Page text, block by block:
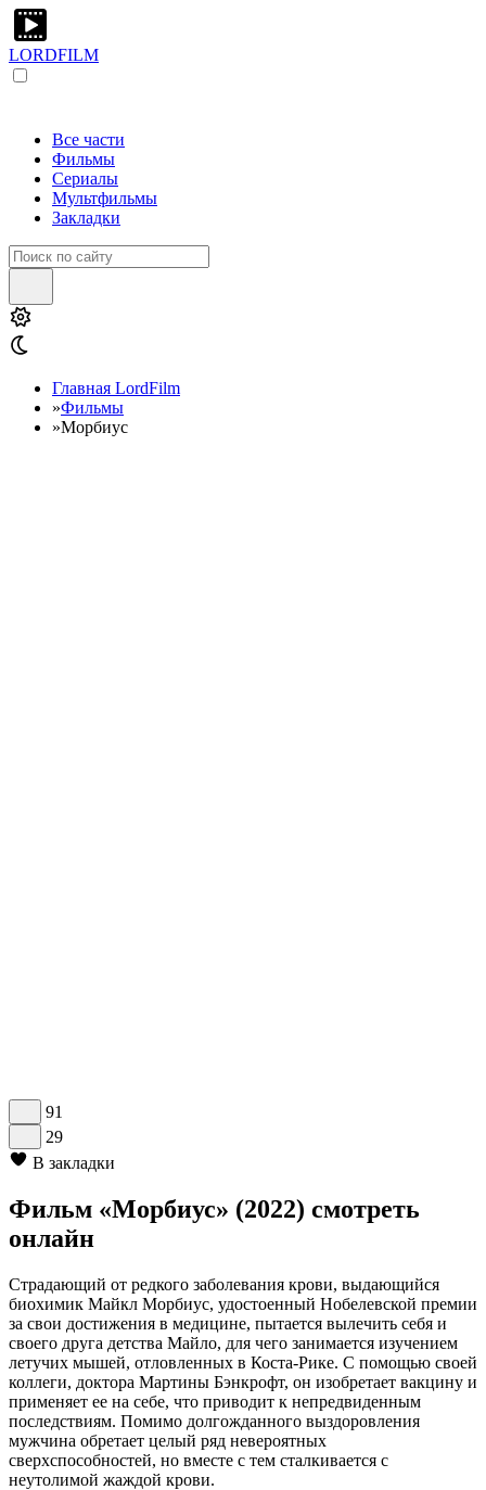
LORDFILM
Все части
Фильмы
Сериалы
Мультфильмы
Закладки
Главная LordFilm
»Фильмы
»Морбиус
91
29
В закладки
Фильм «Морбиус» (2022) смотреть
онлайн
Страдающий от редкого заболевания крови, выдающийся
биохимик Майкл Морбиус, удостоенный Нобелевской премии
за свои достижения в медицине, пытается вылечить себя и
своего друга детства Майло, для чего занимается изучением
летучих мышей, отловленных в Коста-Рике. С помощью своей
коллеги, доктора Мартины Бэнкрофт, он изобретает вакцину и
применяет ее на себе, что приводит к непредвиденным
последствиям. Помимо долгожданного выздоровления
мужчина обретает целый ряд невероятных
сверхспособностей, но вместе с тем сталкивается с
неутолимой жаждой крови.